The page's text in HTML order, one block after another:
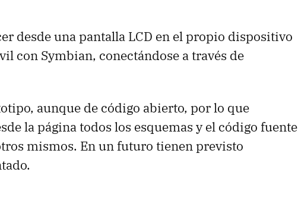
desde una pantalla LCD en el propio dispositivo
con Symbian, conectándose a través de
aunque de código abierto, por lo que
la página todos los esquemas y el código fuente
mismos. En un futuro tienen previsto